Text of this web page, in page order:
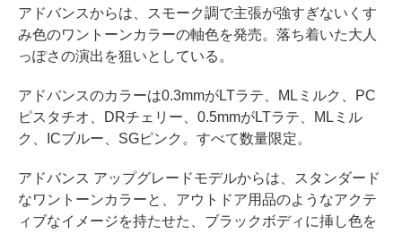
アドバンスからは、スモーク調で主張が強すぎないくす
み色のワントーンカラーの軸色を発売。落ち着いた大人
っぽさの演出を狙いとしている。
アドバンスのカラーは0.3mmがLTラテ、MLミルク、PC
ピスタチオ、DRチェリー、0.5mmがLTラテ、MLミル
ク、ICブルー、SGピンク。すべて数量限定。
アドバンス アップグレードモデルからは、スタンダード
なワントーンカラーと、アウトドア用品のようなアクテ
ィブなイメージを持たせた、ブラックボディに挿し色を